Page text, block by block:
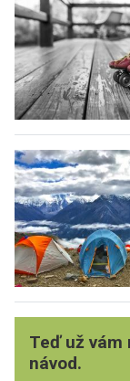
Teď už vám
návod.